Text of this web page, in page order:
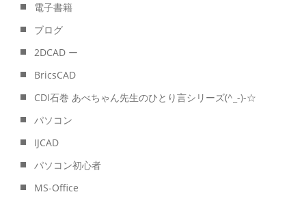
電子書籍
ブログ
2DCAD ー
BricsCAD
CDI石巻 あべちゃん先生のひとり言シリーズ(^_-)-☆
パソコン
IJCAD
パソコン初心者
MS-Office